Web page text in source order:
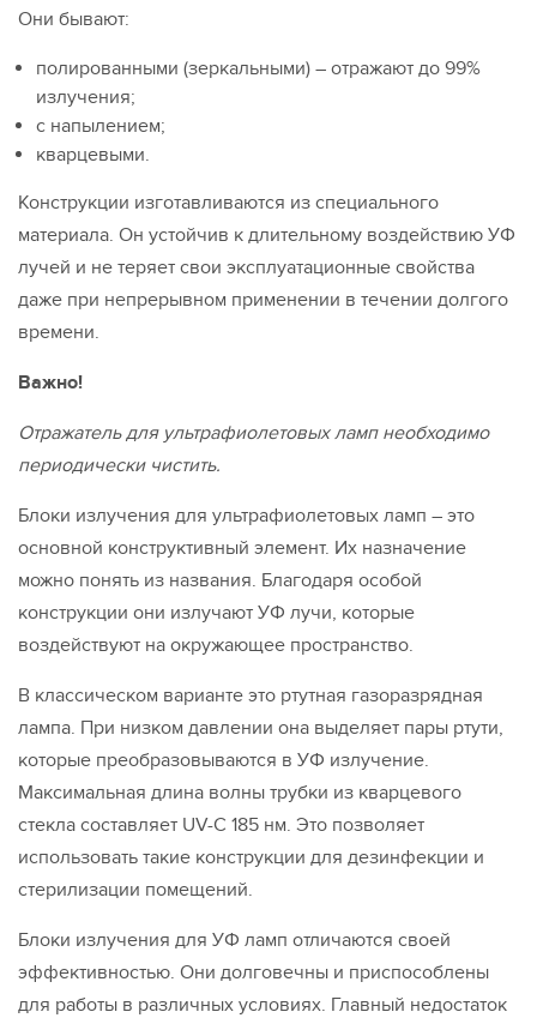
Они бывают:
полированными (зеркальными) – отражают до 99%
излучения;
с напылением;
кварцевыми.
Конструкции изготавливаются из специального
материала. Он устойчив к длительному воздействию УФ
лучей и не теряет свои эксплуатационные свойства
даже при непрерывном применении в течении долгого
времени.
Важно!
Отражатель для ультрафиолетовых ламп необходимо
периодически чистить.
Блоки излучения для ультрафиолетовых ламп – это
основной конструктивный элемент. Их назначение
можно понять из названия. Благодаря особой
конструкции они излучают УФ лучи, которые
воздействуют на окружающее пространство.
В классическом варианте это ртутная газоразрядная
лампа. При низком давлении она выделяет пары ртути,
которые преобразовываются в УФ излучение.
Максимальная длина волны трубки из кварцевого
стекла составляет UV-C 185 нм. Это позволяет
использовать такие конструкции для дезинфекции и
стерилизации помещений.
Блоки излучения для УФ ламп отличаются своей
эффективностью. Они долговечны и приспособлены
для работы в различных условиях. Главный недостаток